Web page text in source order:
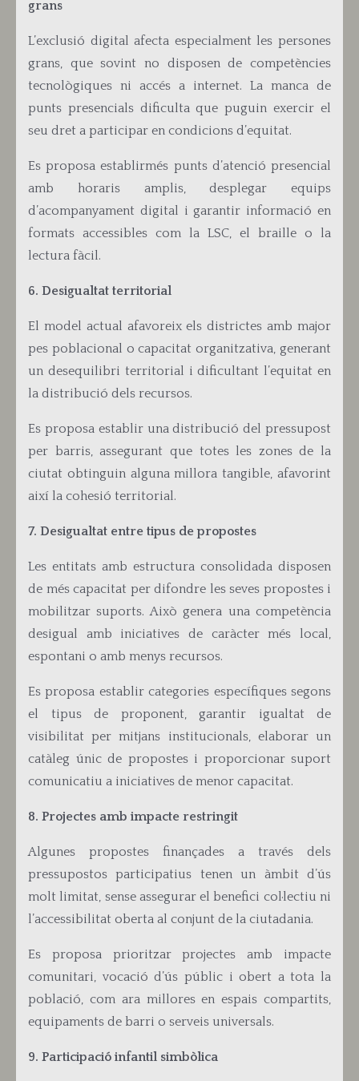
grans
L’exclusió digital afecta especialment les persones
grans, que sovint no disposen de competències
tecnològiques ni accés a internet. La manca de
punts presencials dificulta que puguin exercir el
seu dret a participar en condicions d’equitat.
Es proposa establirmés punts d’atenció presencial
amb horaris amplis, desplegar equips
d’acompanyament digital i garantir informació en
formats accessibles com la LSC, el braille o la
lectura fàcil.
6. Desigualtat territorial
El model actual afavoreix els districtes amb major
pes poblacional o capacitat organitzativa, generant
un desequilibri territorial i dificultant l’equitat en
la distribució dels recursos.
Es proposa establir una distribució del pressupost
per barris, assegurant que totes les zones de la
ciutat obtinguin alguna millora tangible, afavorint
així la cohesió territorial.
7. Desigualtat entre tipus de propostes
Les entitats amb estructura consolidada disposen
de més capacitat per difondre les seves propostes i
mobilitzar suports. Això genera una competència
desigual amb iniciatives de caràcter més local,
espontani o amb menys recursos.
Es proposa establir categories específiques segons
el tipus de proponent, garantir igualtat de
visibilitat per mitjans institucionals, elaborar un
catàleg únic de propostes i proporcionar suport
comunicatiu a iniciatives de menor capacitat.
8. Projectes amb impacte restringit
Algunes propostes finançades a través dels
pressupostos participatius tenen un àmbit d’ús
molt limitat, sense assegurar el benefici col·lectiu ni
l’accessibilitat oberta al conjunt de la ciutadania.
Es proposa prioritzar projectes amb impacte
comunitari, vocació d’ús públic i obert a tota la
població, com ara millores en espais compartits,
equipaments de barri o serveis universals.
9. Participació infantil simbòlica